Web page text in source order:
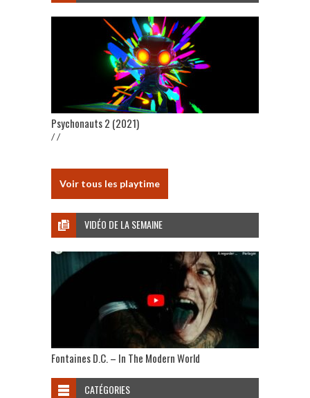
Psychonauts 2 (2021)
/ /
Voir tous les playtime
VIDÉO DE LA SEMAINE
Fontaines D.C. – In The Modern World
CATÉGORIES